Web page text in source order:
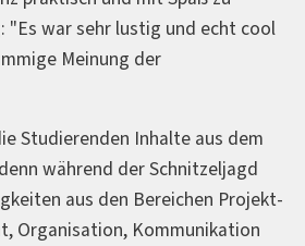
"Es war sehr lustig und echt cool
Meinung der
Studierenden Inhalte aus dem
während der Schnitzeljagd
aus den Bereichen Projekt-
Organisation, Kommunikation